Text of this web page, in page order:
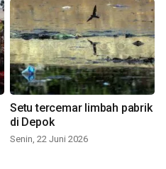
Setu tercemar limbah pabrik
di Depok
Senin, 22 Juni 2026